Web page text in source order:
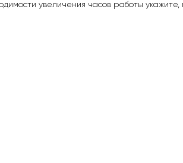
увеличения часов работы укажите,